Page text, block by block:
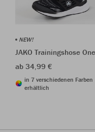
NEW!
JAKO Trainingshose One
ab 34,99 €
in 7 verschiedenen Farben
erhältlich